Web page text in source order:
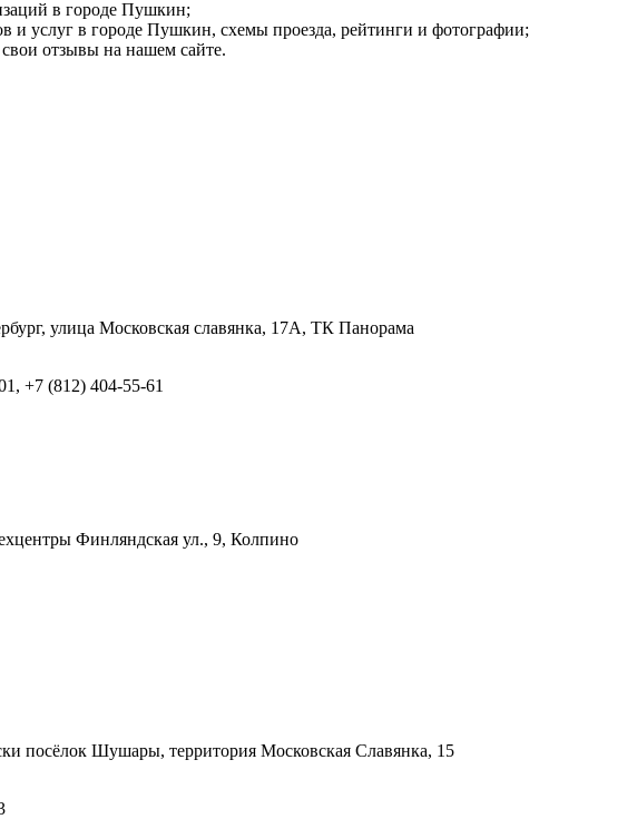
в городе Пушкин;
и услуг в городе Пушкин, схемы проезда, рейтинги и фотографии;
отзывы на нашем сайте.
улица Московская славянка, 17А, ТК Панорама
+7 (812) 404-55-61
Финляндская ул., 9, Колпино
посёлок Шушары, территория Московская Славянка, 15